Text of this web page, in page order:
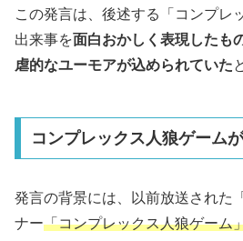
この発言は、後述する「コンプレ
出来事を面白おかしく表現したも
虐的なユーモアが込められていた
コンプレックス人狼ゲーム
発言の背景には、以前放送された
ナー「コンプレックス人狼ゲーム